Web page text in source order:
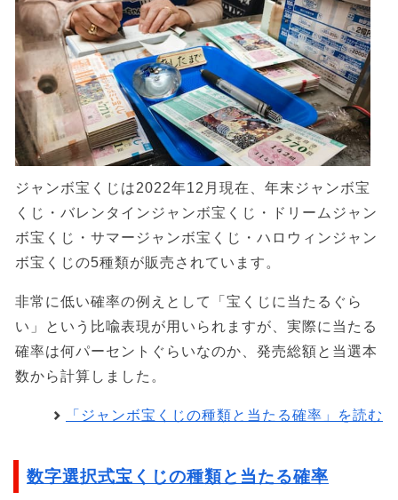
ジャンボ宝くじは2022年12月現在、年末ジャンボ宝
くじ・バレンタインジャンボ宝くじ・ドリームジャン
ボ宝くじ・サマージャンボ宝くじ・ハロウィンジャン
ボ宝くじの5種類が販売されています。
非常に低い確率の例えとして「宝くじに当たるぐら
い」という比喩表現が用いられますが、実際に当たる
確率は何パーセントぐらいなのか、発売総額と当選本
数から計算しました。
「ジャンボ宝くじの種類と当たる確率」を読む
数字選択式宝くじの種類と当たる確率